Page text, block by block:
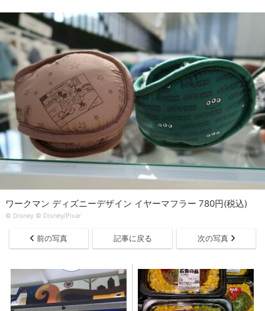
ワークマン ディズニーデザイン イヤーマフラー 780円(税込)
© Disney © Disney/Pixar
前の写真 記事に戻る 次の写真